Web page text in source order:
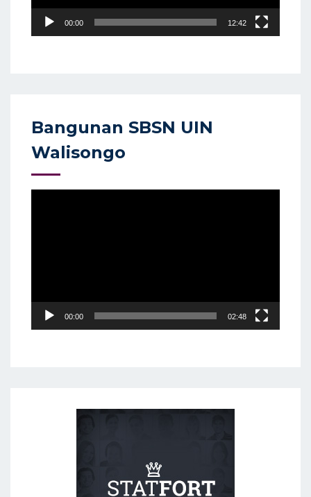
00:00 12:42
Bangunan SBSN UIN
Walisongo
00:00 02:48